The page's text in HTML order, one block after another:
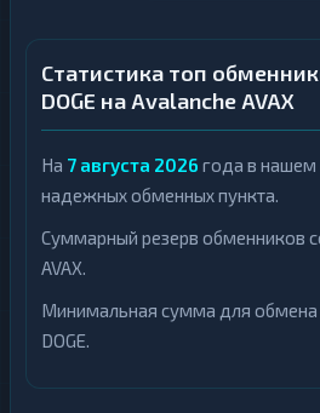
Статистика топ
DOGE на Avalanche AVAX
На 7 августа 2026 года в нашем
надежных обменных пункта.
Суммарный резерв обменников
AVAX.
Минимальная сумма для обмена
DOGE.